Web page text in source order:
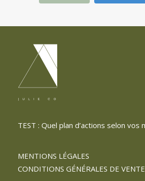
TEST : Quel plan d’actions selon vos
MENTIONS LÉGALES
CONDITIONS GÉNÉRALES DE VENTE